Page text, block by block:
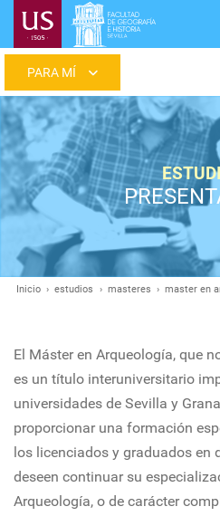
Pasar
menu
Ruta
navegación
Inicio estudios masteres master en
El Máster en Arqueología, que
es un título interuniversitario
universidades de Sevilla y
proporcionar una formación
los licenciados y graduados en
deseen continuar su
Arqueología, o de carácter